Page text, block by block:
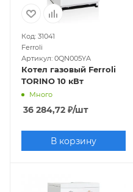
Код: 31041
Ferroli
Артикул: 0QN005YA
Котел газовый Ferroli
TORINO 10 кВт
Много
36 284,72 ₽/шт
В корзину